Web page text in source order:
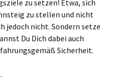
zu setzen! Etwa, sich
zu stellen und nicht
jedoch nicht. Sondern setze
Du Dich dabei auch
Sicherheit.